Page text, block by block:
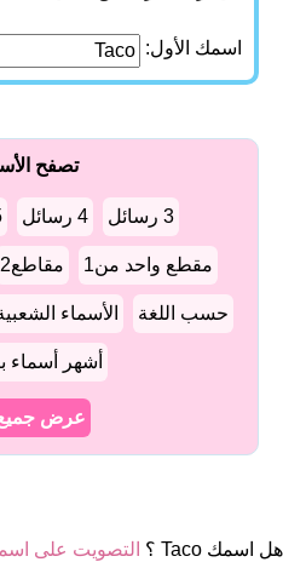
اسمك الأول:
تصفح
3 رسائل 4 رسائل 5
مقطع واحد من1 مقاطع2
حسب اللغة الأسماء
أشهر أسماء
عرض جميع
هل اسمك Taco ؟ التصويت على